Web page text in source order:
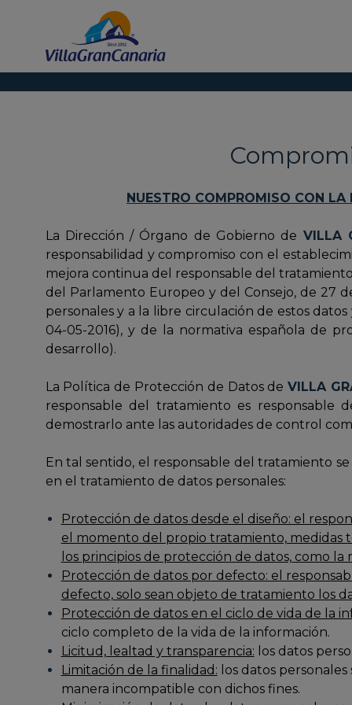
NUESTRO COMPROMISO CON LA
La Dirección / Órgano de Gobierno de VILLA
responsabilidad y compromiso con el
mejora continua del responsable del
del Parlamento Europeo y del Consejo, de 27
personales y a la libre circulación de estos
04-05-2016), y de la normativa española de
desarrollo).
La Política de Protección de Datos deVILLA
responsable del tratamiento es
demostrarlo ante las autoridades de control
En tal sentido, el responsable del tratamiento
en el tratamiento de datos personales:
Protección de datos desde el diseño: el
el momento del propio tratamiento, medidas
los principios de protección de datos, como
Protección de datos por defecto: el
defecto, solo sean objeto de tratamiento los
Protección de datos en el ciclo de vida de la
ciclo completo de la vida de la información.
Licitud, lealtad y transparencia: los datos
Limitación de la finalidad: los datos
manera incompatible con dichos fines.